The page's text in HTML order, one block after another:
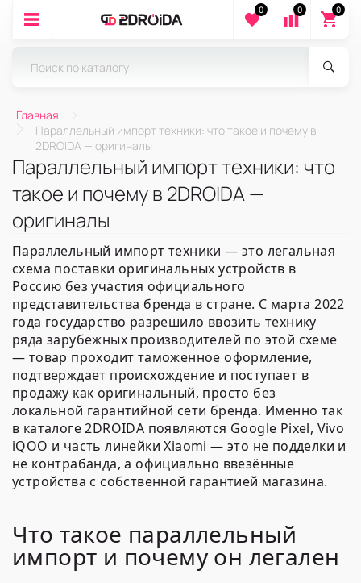
0 0 0
Главная
Параллельный импорт техники: что такое и почему в
2DROIDA — оригиналы
Параллельный импорт техники: что
такое и почему в 2DROIDA —
оригиналы
Параллельный импорт техники — это легальная
схема поставки оригинальных устройств в
Россию без участия официального
представительства бренда в стране. С марта 2022
года государство разрешило ввозить технику
ряда зарубежных производителей по этой схеме
— товар проходит таможенное оформление,
подтверждает происхождение и поступает в
продажу как оригинальный, просто без
локальной гарантийной сети бренда. Именно так
в каталоге 2DROIDA появляются Google Pixel, Vivo
iQOO и часть линейки Xiaomi — это не подделки и
не контрабанда, а официально ввезённые
устройства с собственной гарантией магазина.
Что такое параллельный
импорт и почему он легален